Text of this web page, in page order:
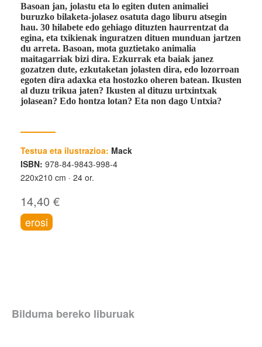
Basoan jan, jolastu eta lo egiten duten animaliei
buruzko bilaketa-jolasez osatuta dago liburu atsegin
hau. 30 hilabete edo gehiago dituzten haurrentzat da
egina, eta txikienak inguratzen dituen munduan jartzen
du arreta. Basoan, mota guztietako animalia
maitagarriak bizi dira. Ezkurrak eta baiak janez
gozatzen dute, ezkutaketan jolasten dira, edo lozorroan
egoten dira adaxka eta hostozko oheren batean. Ikusten
al duzu trikua jaten? Ikusten al dituzu urtxintxak
jolasean? Edo hontza lotan? Eta non dago Untxia?
Testua eta ilustrazioa: Mack
ISBN: 978-84-9843-998-4
220x210 cm
24 or.
14,40 €
erosi
Bilduma bereko liburuak